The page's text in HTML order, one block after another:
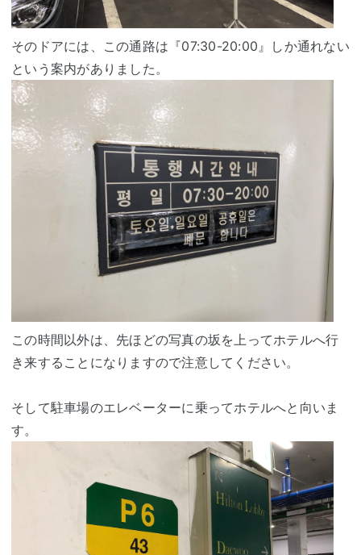
そのドアには、この通路は『07:30-20:00』しか通れない
という案内がありました。
この時間以外は、先ほどの写真の坂を上ってホテルへ行
き来することになりますので注意してください。
そして駐車場のエレベーターに乗ってホテルへと向いま
す。